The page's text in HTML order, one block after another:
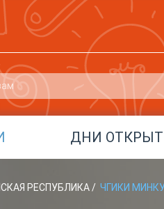
ДНИ
РЕСПУБЛИКА/ ЧГИКИ